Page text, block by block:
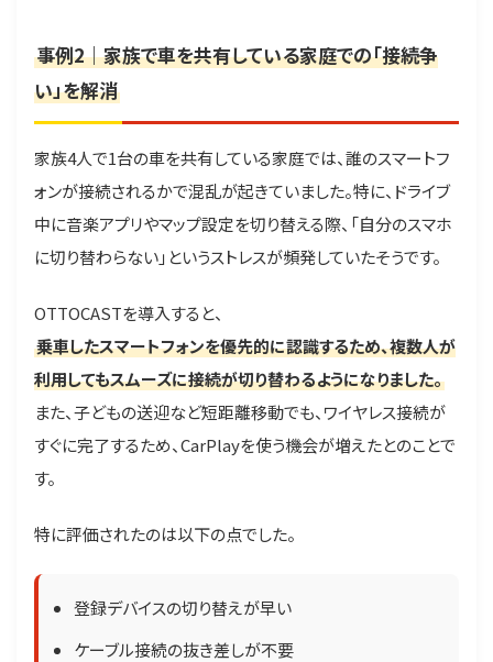
事例2｜家族で車を共有している家庭での「接続争
い」を解消
家族4人で1台の車を共有している家庭では、誰のスマートフ
ォンが接続されるかで混乱が起きていました。特に、ドライブ
中に音楽アプリやマップ設定を切り替える際、「自分のスマホ
に切り替わらない」というストレスが頻発していたそうです。
OTTOCASTを導入すると、
乗車したスマートフォンを優先的に認識するため、複数人が
利用してもスムーズに接続が切り替わるようになりました。
また、子どもの送迎など短距離移動でも、ワイヤレス接続が
すぐに完了するため、CarPlayを使う機会が増えたとのことで
す。
特に評価されたのは以下の点でした。
登録デバイスの切り替えが早い
ケーブル接続の抜き差しが不要